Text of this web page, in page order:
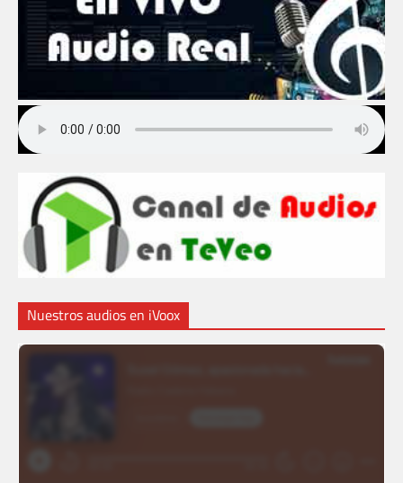
Nuestros audios en iVoox